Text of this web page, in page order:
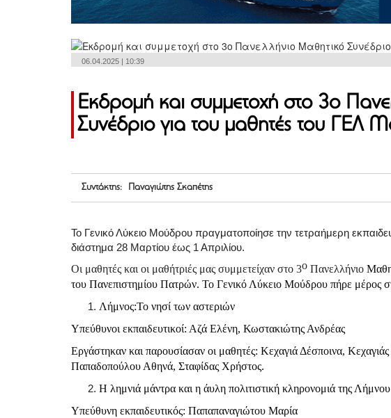
06.04.2025 | 10:39
Εκδρομή και συμμετοχή στο 3ο
Συνέδριο για του μαθητές του ΓΕΛ
Συντάκτης: Παναγιώτης Σκαπέτης
Το Γενικό Λύκειο Μούδρου πραγματοποίησε την τετραήμερη
διάστημα 28 Μαρτίου έως 1 Απριλίου.
Οι μαθητές και οι μαθήτριές μας συμμετείχαν στο 3ο Πανελλήνιο
του Πανεπιστημίου Πατρών. Το Γενικό Λύκειο Μούδρου πήρε μέρος
Λήμνος:Το νησί των αστεριών
Υπεύθυνοι εκπαιδευτικοί: Αζά Ελένη, Κωστακιώτης Ανδρέας
Εργάστηκαν και παρουσίασαν οι μαθητές: Κεχαγιά Δέσποινα,
Παπαδοπούλου Αθηνά, Σταφίδας Χρήστος.
Η λημνιά μάντρα και η άυλη πολιτιστική κληρονομιά της Λήμνου
Υπεύθυνη εκπαιδευτικός: Παπαπαναγιώτου Μαρία